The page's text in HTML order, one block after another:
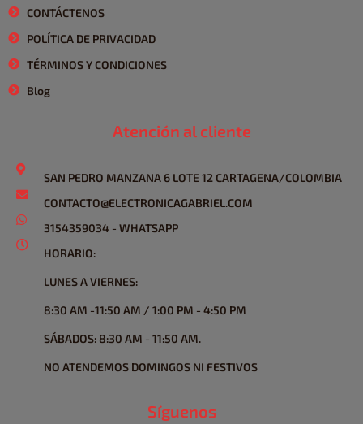
CONTÁCTENOS
POLÍTICA DE PRIVACIDAD
TÉRMINOS Y CONDICIONES
Blog
Atención al cliente
SAN PEDRO MANZANA 6 LOTE 12 CARTAGENA/COLOMBIA
CONTACTO@ELECTRONICAGABRIEL.COM
3154359034 - WHATSAPP
HORARIO:
LUNES A VIERNES:
8:30 AM -11:50 AM / 1:00 PM - 4:50 PM
SÁBADOS: 8:30 AM - 11:50 AM.
NO ATENDEMOS DOMINGOS NI FESTIVOS
Síguenos